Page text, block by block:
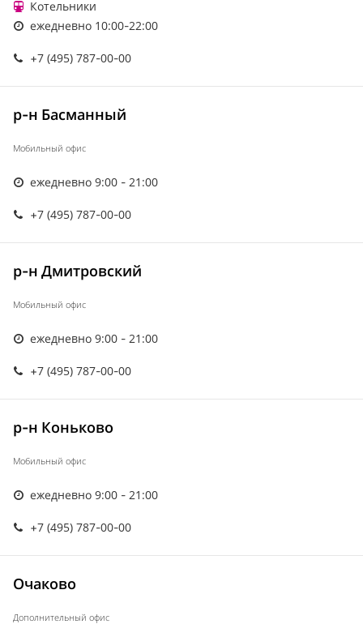
Котельники
ежедневно 10:00-22:00
+7 (495) 787-00-00
р-н Басманный
Мобильный офис
ежедневно 9:00 - 21:00
+7 (495) 787-00-00
р-н Дмитровский
Мобильный офис
ежедневно 9:00 - 21:00
+7 (495) 787-00-00
р-н Коньково
Мобильный офис
ежедневно 9:00 - 21:00
+7 (495) 787-00-00
Очаково
Дополнительный офис